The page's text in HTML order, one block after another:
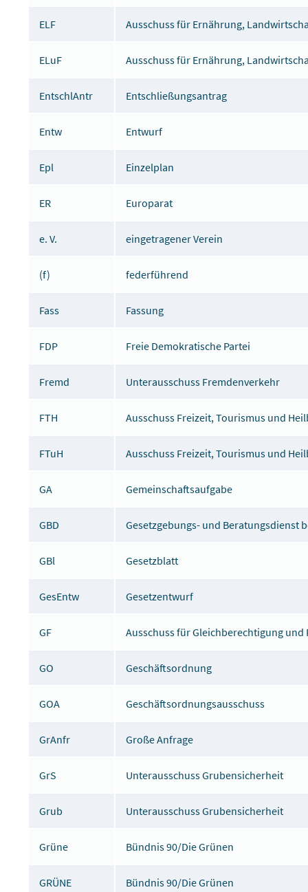
ELF Ausschuss für Ernährung,
ELuF Ausschuss für Ernährung,
EntschlAntr Entschließungsantrag
Entw Entwurf
Epl Einzelplan
ER Europarat
e. V. eingetragener Verein
(f) federführend
Fass Fassung
FDP Freie Demokratische Partei
Fremd Unterausschuss Fremdenverkehr
FTH Ausschuss Freizeit, Tourismus und
FTuH Ausschuss Freizeit, Tourismus und
GA Gemeinschaftsaufgabe
GBD Gesetzgebungs- und Beratungsdienst
GBl Gesetzblatt
GesEntw Gesetzentwurf
GF Ausschuss für Gleichberechtigung und
GO Geschäftsordnung
GOA Geschäftsordnungsausschuss
GrAnfr Große Anfrage
GrS Unterausschuss Grubensicherheit
Grub Unterausschuss Grubensicherheit
Grüne Bündnis 90/Die Grünen
GRÜNE Bündnis 90/Die Grünen